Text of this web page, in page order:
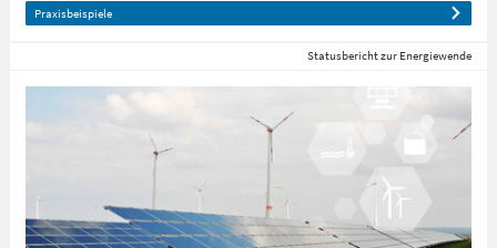
Praxisbeispiele
Statusbericht zur Energiewende